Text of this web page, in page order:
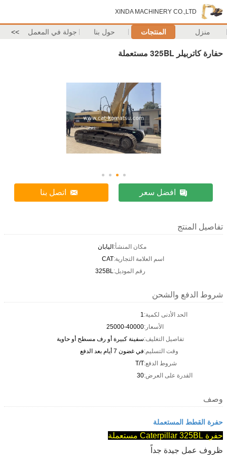
XINDA MACHINERY CO.,LTD
منزل المنتجات حول بنا جولة في المعمل >>
حفارة كاتربيلر 325BL مستعملة
افضل سعر اتصل بنا
تفاصيل المنتج
مكان المنشأ:اليابان
اسم العلامة التجارية:CAT
رقم الموديل:325BL
شروط الدفع والشحن
الحد الأدنى لكمية:1
الأسعار:25000-40000
تفاصيل التغليف:سفينة كبيرة أو رف مسطح أو حاوية
وقت التسليم:في غضون 7 أيام بعد الدفع
شروط الدفع:T/T
القدرة على العرض:30
وصف
حفرة القطط المستعملة
حفرة Caterpillar 325BL مستعملة
ظروف عمل جيدة جداً